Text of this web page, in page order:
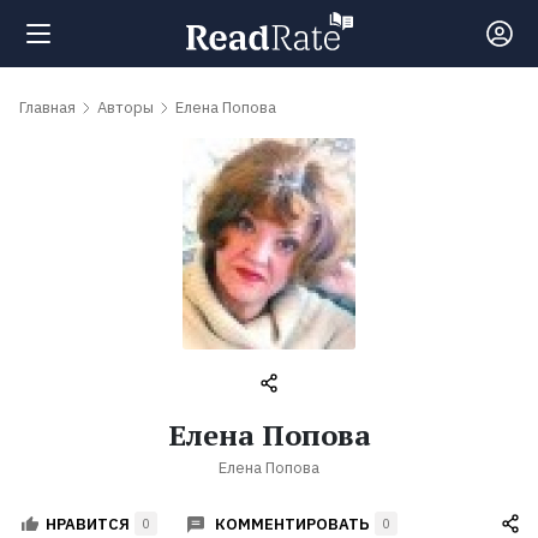
Поиск
обсуждаемые
Главная Авторы Елена Попова
Елена Попова
Елена Попова
НРАВИТСЯ 0 КОММЕНТИРОВАТЬ 0